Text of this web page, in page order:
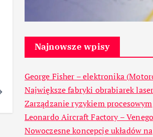
Najnowsze wpisy
George Fisher – elektronika
Największe fabryki obrabiarek
Zarządzanie ryzykiem procesowym
Leonardo Aircraft Factory –
Nowoczesne koncepcje układów